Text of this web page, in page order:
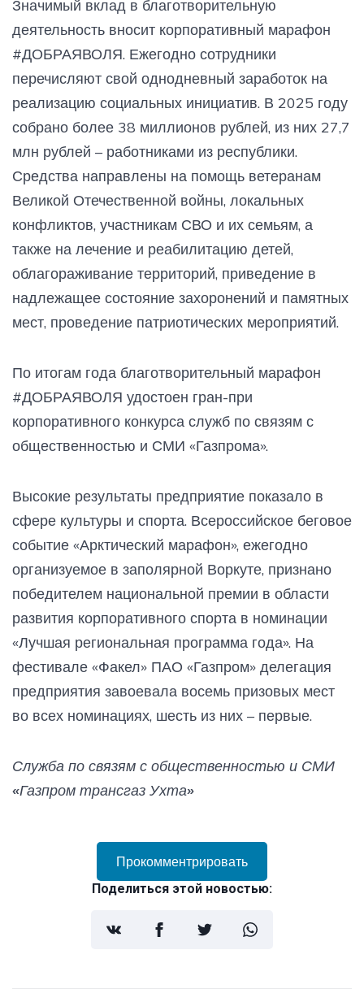
Значимый вклад в благотворительную
деятельность вносит корпоративный марафон
#ДОБРАЯВОЛЯ. Ежегодно сотрудники
перечисляют свой однодневный заработок на
реализацию социальных инициатив. В 2025 году
собрано более 38 миллионов рублей, из них 27,7
млн рублей – работниками из республики.
Средства направлены на помощь ветеранам
Великой Отечественной войны, локальных
конфликтов, участникам СВО и их семьям, а
также на лечение и реабилитацию детей,
облагораживание территорий, приведение в
надлежащее состояние захоронений и памятных
мест, проведение патриотических мероприятий.
По итогам года благотворительный марафон
#ДОБРАЯВОЛЯ удостоен гран-при
корпоративного конкурса служб по связям с
общественностью и СМИ «Газпрома».
Высокие результаты предприятие показало в
сфере культуры и спорта. Всероссийское беговое
событие «Арктический марафон», ежегодно
организуемое в заполярной Воркуте, признано
победителем национальной премии в области
развития корпоративного спорта в номинации
«Лучшая региональная программа года». На
фестивале «Факел» ПАО «Газпром» делегация
предприятия завоевала восемь призовых мест
во всех номинациях, шесть из них – первые.
Служба по связям с общественностью и СМИ
«Газпром трансгаз Ухта»
Прокомментрировать
Поделиться этой новостью: